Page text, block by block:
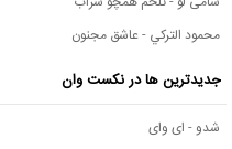
محمود التركي - عاشق مجنون
جدیدترین ها در نکست وان
شدو - ای وای